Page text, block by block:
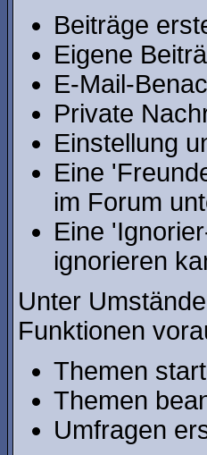
Beiträge
Eigene
E-Mail-
Private
Einstellung
Eine
im Forum
Eine
ignorieren
Unter
Funktionen
Themen
Themen
Umfragen